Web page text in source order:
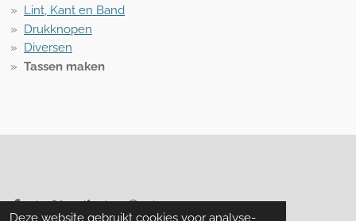
Deze website gebruikt cookies voor analyse-
Lint, Kant en Band
Drukknopen
Diversen
Tassen maken
Delen Deel Share Delen